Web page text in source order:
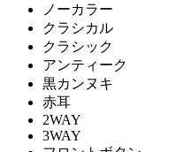
ノーカラー
クラシカル
クラシック
アンティーク
黒カンヌキ
赤耳
2WAY
3WAY